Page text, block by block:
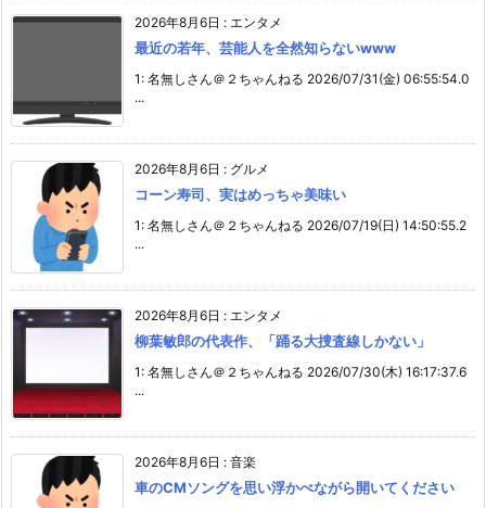
2026年8月6日 : エンタメ
最近の若年、芸能人を全然知らないwww
1: 名無しさん＠２ちゃんねる 2026/07/31(金) 06:55:54.0
...
2026年8月6日 : グルメ
コーン寿司、実はめっちゃ美味い
1: 名無しさん＠２ちゃんねる 2026/07/19(日) 14:50:55.2
...
2026年8月6日 : エンタメ
柳葉敏郎の代表作、「踊る大捜査線しかない」
1: 名無しさん＠２ちゃんねる 2026/07/30(木) 16:17:37.6
...
2026年8月6日 : 音楽
車のCMソングを思い浮かべながら開いてください